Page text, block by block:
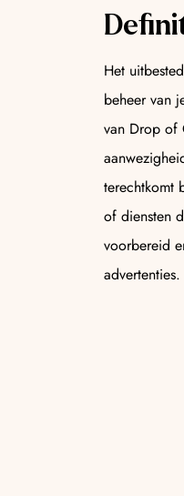
Het
beheer van
van Drop of
terechtkomt
of diensten
voorbereid
advertenties.